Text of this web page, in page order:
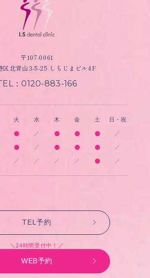
〒107-0061
区北青山3-5-25 しもじまビル4F
：0120-883-166
火 水 木 金 土 日・祝
／ ／
／ ／
／ ／ ／ ／ ／
TEL予約
＼24時間受付中！／
WEB予約